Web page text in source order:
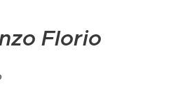
Florio